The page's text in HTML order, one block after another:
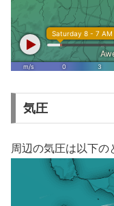
気圧
周辺の気圧は以下の